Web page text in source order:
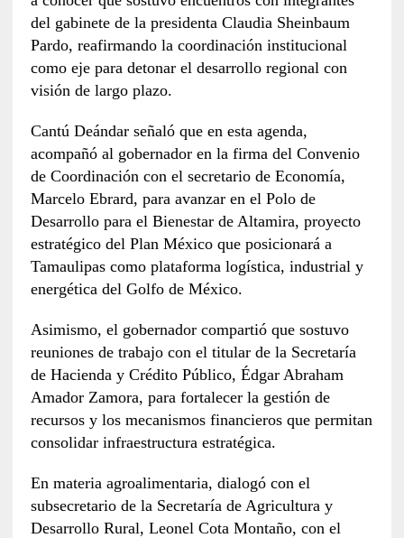
del gabinete de la presidenta Claudia Sheinbaum
Pardo, reafirmando la coordinación institucional
como eje para detonar el desarrollo regional con
visión de largo plazo.
Cantú Deándar señaló que en esta agenda,
acompañó al gobernador en la firma del Convenio
de Coordinación con el secretario de Economía,
Marcelo Ebrard, para avanzar en el Polo de
Desarrollo para el Bienestar de Altamira, proyecto
estratégico del Plan México que posicionará a
Tamaulipas como plataforma logística, industrial y
energética del Golfo de México.
Asimismo, el gobernador compartió que sostuvo
reuniones de trabajo con el titular de la Secretaría
de Hacienda y Crédito Público, Édgar Abraham
Amador Zamora, para fortalecer la gestión de
recursos y los mecanismos financieros que permitan
consolidar infraestructura estratégica.
En materia agroalimentaria, dialogó con el
subsecretario de la Secretaría de Agricultura y
Desarrollo Rural, Leonel Cota Montaño, con el